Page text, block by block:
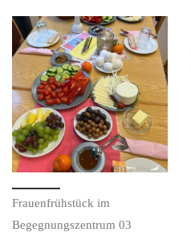
Frauenfrühstück im
Begegnungszentrum 03